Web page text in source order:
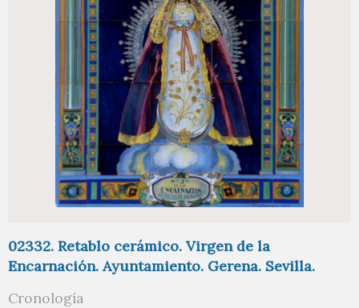
02332. Retablo cerámico. Virgen de la
Encarnación. Ayuntamiento. Gerena. Sevilla.
Cronología